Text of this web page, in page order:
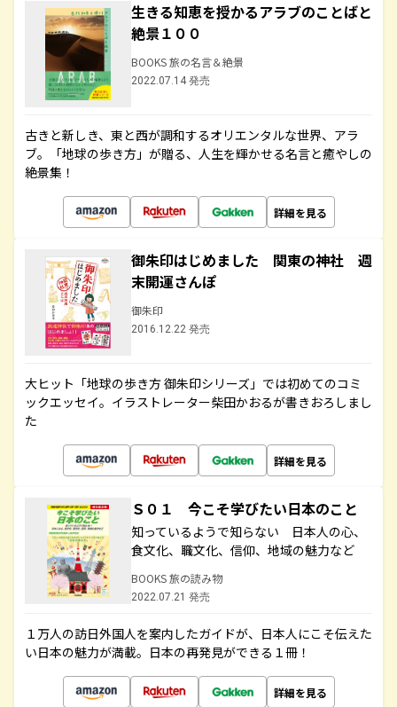
生きる知恵を授かるアラブのことばと
絶景１００
BOOKS 旅の名言＆絶景
2022.07.14 発売
古きと新しき、東と西が調和するオリエンタルな世界、アラ
ブ。「地球の歩き方」が贈る、人生を輝かせる名言と癒やしの
絶景集！
詳細を見る
御朱印はじめました 関東の神社 週
末開運さんぽ
御朱印
2016.12.22 発売
大ヒット「地球の歩き方 御朱印シリーズ」では初めてのコミ
ックエッセイ。イラストレーター柴田かおるが書きおろしまし
た
詳細を見る
Ｓ０１ 今こそ学びたい日本のこと
知っているようで知らない 日本人の心、
食文化、職文化、信仰、地域の魅力など
BOOKS 旅の読み物
2022.07.21 発売
１万人の訪日外国人を案内したガイドが、日本人にこそ伝えた
い日本の魅力が満載。日本の再発見ができる１冊！
詳細を見る